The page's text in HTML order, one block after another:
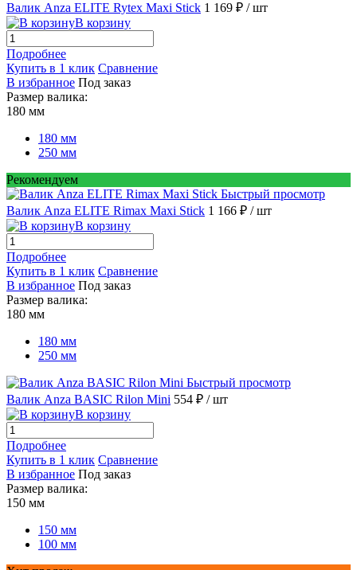
Валик Anza ELITE Rytex Maxi Stick 1 169 ₽ / шт
В корзину
Подробнее
Купить в 1 клик Сравнение
В избранное Под заказ
Размер валика:
180 мм
180 мм
250 мм
Рекомендуем
Быстрый просмотр
Валик Anza ELITE Rimax Maxi Stick 1 166 ₽ / шт
В корзину
Подробнее
Купить в 1 клик Сравнение
В избранное Под заказ
Размер валика:
180 мм
180 мм
250 мм
Быстрый просмотр
Валик Anza BASIC Rilon Mini 554 ₽ / шт
В корзину
Подробнее
Купить в 1 клик Сравнение
В избранное Под заказ
Размер валика:
150 мм
150 мм
100 мм